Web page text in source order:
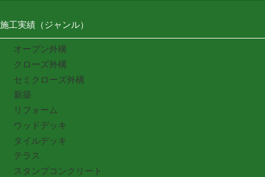
施工実績（ジャンル）
オープン外構
クローズ外構
セミクローズ外構
新築
リフォーム
ウッドデッキ
タイルデッキ
テラス
スタンプコンクリート